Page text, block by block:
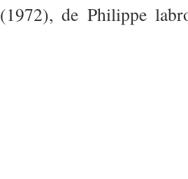
(1972), de Philippe